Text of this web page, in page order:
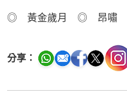
◎ 黃金歲月 ◎ 昂嘯
分享：